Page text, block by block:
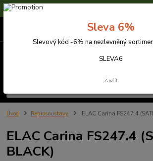
Sleva 6% na nezlevněné zboží s
Úvod Reprosoustavy ELAC Carina FS247.4
ELAC Carina FS247.4
BLACK)
Sleva 6%
Slevový kód -6% na nezlevněný
SLEVA6
Zavřít